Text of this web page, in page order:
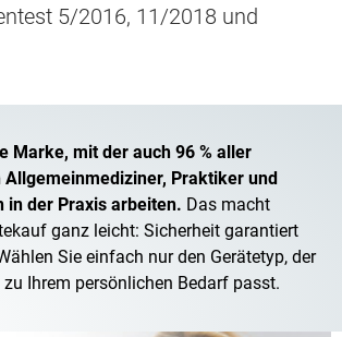
5/2016, 11/2018 und
Marke, mit der auch 96 % aller
Allgemeinmediziner, Praktiker und
in der Praxis arbeiten. Das macht
ganz leicht: Sicherheit garantiert
Sie einfach nur den Gerätetyp, der
Ihrem persönlichen Bedarf passt.